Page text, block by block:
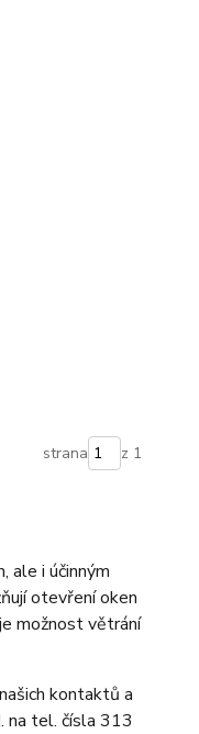
strana z 1
ale i účinným
otevření oken
možnost větrání
kontaktů a
na tel. čísla 313